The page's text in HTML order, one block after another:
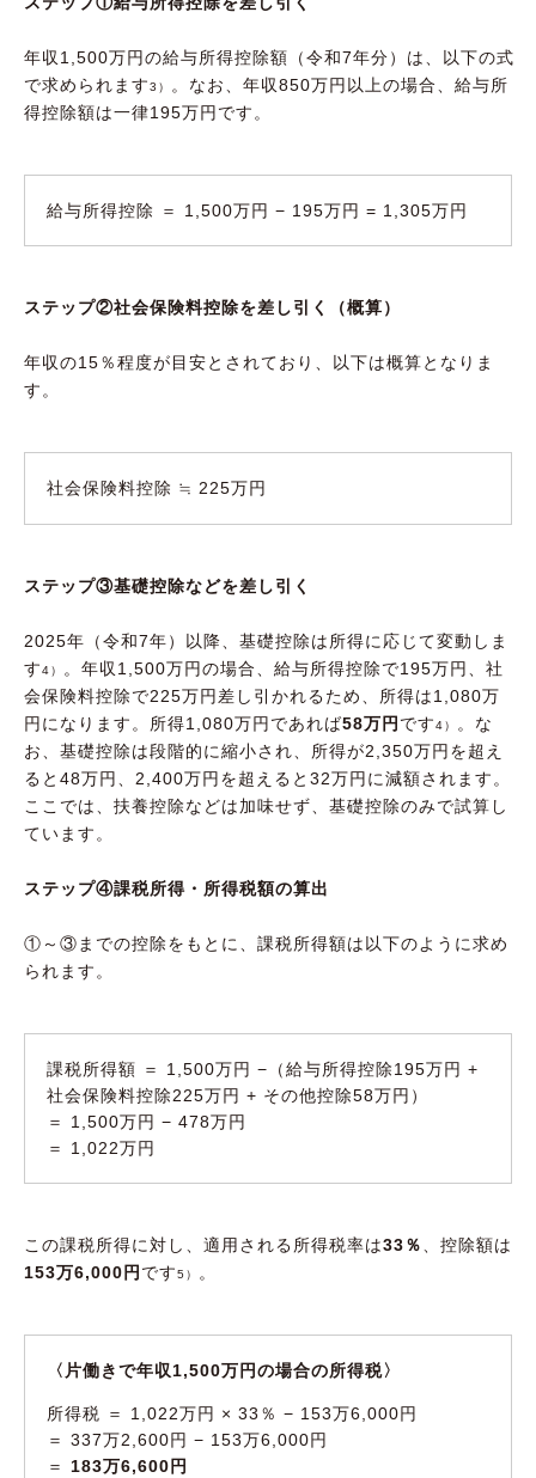
年収1,500万円の給与所得控除額（令和7年分）は、以下の式
で求められます3）
。なお、年収850万円以上の場合、給与所
得控除額は一律195万円です。
給与所得控除 ＝ 1,500万円 − 195万円 = 1,305万円
ステップ②社会保険料控除を差し引く（概算）
年収の15％程度が目安とされており、以下は概算となりま
す。
社会保険料控除 ≒ 225万円
ステップ③基礎控除などを差し引く
2025年（令和7年）以降、基礎控除は所得に応じて変動しま
す4）
。年収1,500万円の場合、給与所得控除で195万円、社
会保険料控除で225万円差し引かれるため、所得は1,080万
円になります。所得1,080万円であれば58万円 です4）
。な
お、基礎控除は段階的に縮小され、所得が2,350万円を超え
ると48万円、2,400万円を超えると32万円に減額されます。
ここでは、扶養控除などは加味せず、基礎控除のみで試算し
ています。
ステップ④課税所得・所得税額の算出
①～③までの控除をもとに、課税所得額は以下のように求め
られます。
課税所得額 ＝ 1,500万円 −（給与所得控除195万円 +
社会保険料控除225万円 + その他控除58万円）
＝ 1,500万円 − 478万円
＝ 1,022万円
この課税所得に対し、適用される所得税率は33％
、控除額は
153万6,000円 です5） 。
〈片働きで年収1,500万円の場合の所得税〉
所得税 ＝ 1,022万円 × 33％ − 153万6,000円
＝ 337万2,600円 − 153万6,000円
＝183万6,600円